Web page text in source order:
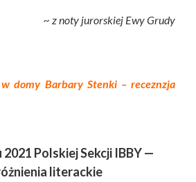
~ z noty jurorskiej Ewy Grudy
domy Barbary Stenki – receznzja
2021 Polskiej Sekcji IBBY —
literackie